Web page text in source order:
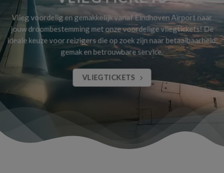
Vlieg voordelig en gemakkelijk vanaf Eindhoven Airport naar
jouw droombestemming met onze voordelige vliegtickets! De
ideale keuze voor reizigers die op zoek zijn naar betaalbaarheid,
gemak en betrouwbare service.
VLIEGTICKETS